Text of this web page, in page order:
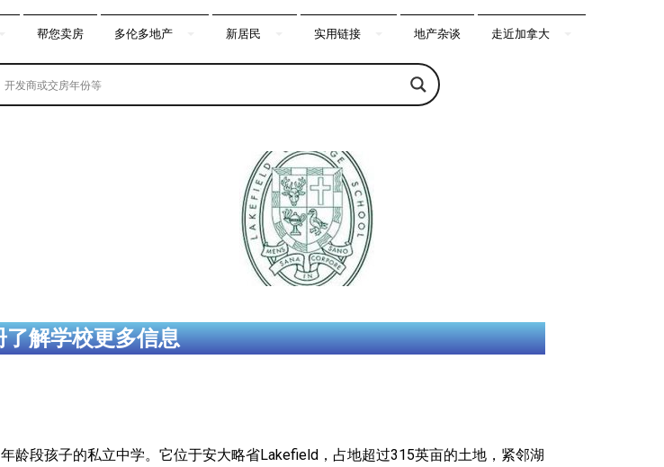
帮您卖房 多伦多地产 新居民 实用链接 地产杂谈 走近加拿大
了解学校更多信息
龄段孩子的私立中学。它位于安大略省Lakefield，占地超过315英亩的土地，紧邻湖